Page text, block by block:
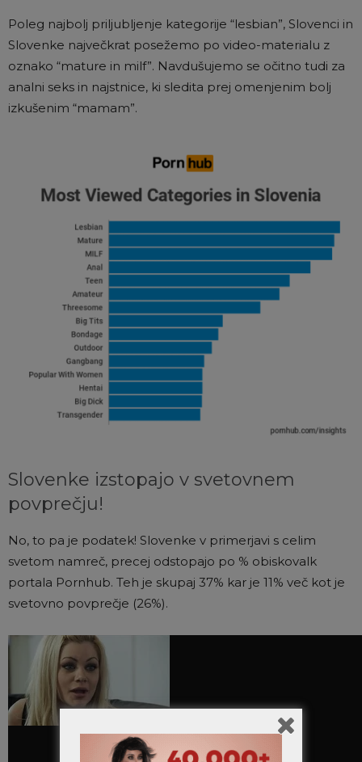
Poleg najbolj priljubljenje kategorije “lesbian”, Slovenci in
Slovenke največkrat posežemo po video-materialu z
oznako “mature in milf”. Navdušujemo se očitno tudi za
analni seks in najstnice, ki sledita prej omenjenim bolj
izkušenim “mamam”.
Slovenke izstopajo v svetovnem
povprečju!
No, to pa je podatek! Slovenke v primerjavi s celim
svetom namreč, precej odstopajo po % obiskovalk
portala Pornhub. Teh je skupaj 37% kar je 11% več kot je
svetovno povprečje (26%).